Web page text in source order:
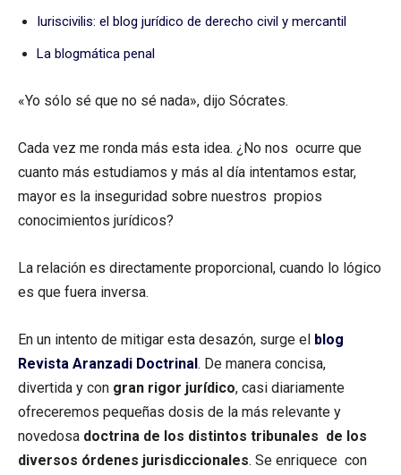
Iuriscivilis: el blog jurídico de derecho civil y mercantil
La blogmática penal
«Yo sólo sé que no sé nada», dijo Sócrates.
Cada vez me ronda más esta idea. ¿No nos ocurre que
cuanto más estudiamos y más al día intentamos estar,
mayor es la inseguridad sobre nuestros propios
conocimientos jurídicos?
La relación es directamente proporcional, cuando lo lógico
es que fuera inversa.
En un intento de mitigar esta desazón, surge el blog
Revista Aranzadi Doctrinal . De manera concisa,
divertida y con gran rigor jurídico, casi diariamente
ofreceremos pequeñas dosis de la más relevante y
novedosa doctrina de los distintos tribunales de los
diversos órdenes jurisdiccionales. Se enriquece con